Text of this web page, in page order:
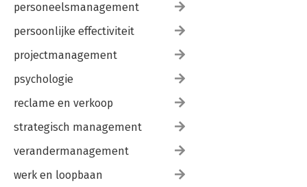
personeelsmanagement
persoonlijke effectiviteit
projectmanagement
psychologie
reclame en verkoop
strategisch management
verandermanagement
werk en loopbaan